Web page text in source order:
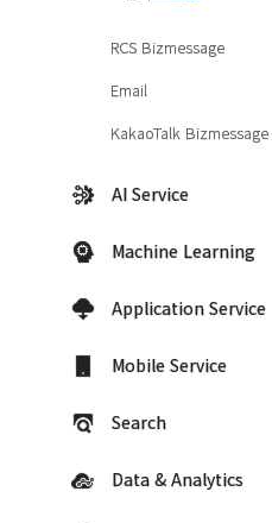
RCS Bizmessage
Email
KakaoTalk Bizmessage
AI Service
Machine Learning
Application Service
Mobile Service
Search
Data & Analytics